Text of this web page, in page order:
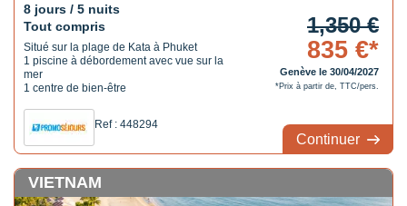
8 jours / 5 nuits
Tout compris
Situé sur la plage de Kata à Phuket
1 piscine à débordement avec vue sur la
mer
1 centre de bien-être
Ref : 448294
1,350 €
835 €*
Genève le 30/04/2027
*Prix à partir de, TTC/pers.
Continuer
VIETNAM